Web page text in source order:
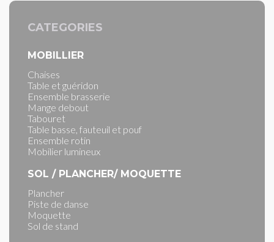
CATEGORIES
MOBILLIER
Chaises
Table et guéridon
Ensemble brasserie
Mange debout
Tabouret
Table basse, fauteuil et pouf
Ensemble rotin
Mobilier lumineux
SOL / PLANCHER/ MOQUETTE
Plancher
Piste de danse
Moquette
Sol de stand